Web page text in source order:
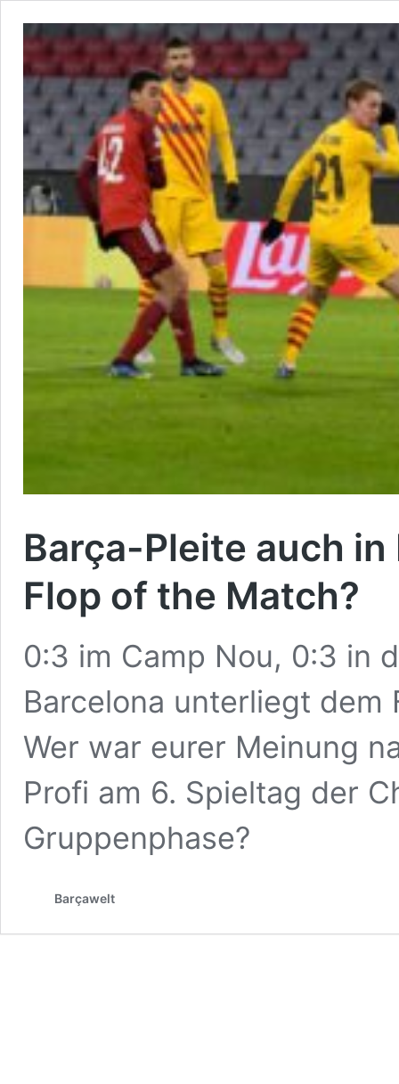
Barça-Pleite auch
Flop of the Match?
0:3 im Camp Nou, 0:3 in
Barcelona unterliegt dem
Wer war eurer Meinung
Profi am 6. Spieltag der
Gruppenphase?
Barçawelt